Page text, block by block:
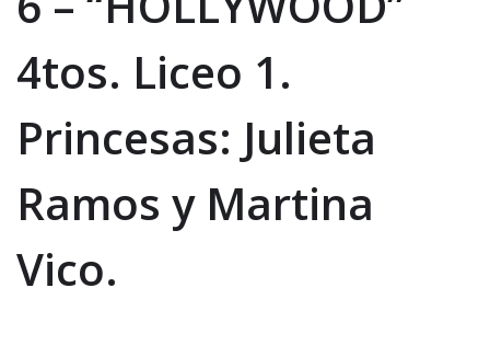
4tos. Liceo 1.
Princesas: Julieta
Ramos y Martina
Vico.